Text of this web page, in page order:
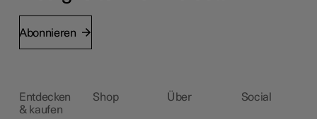
Abonnieren
Entdecken
& kaufen
Shop Über Social